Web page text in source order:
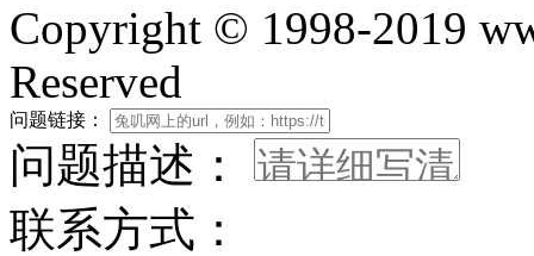
Copyright © 1998-2019
Reserved
问题链接：
问题描述：
联系方式：